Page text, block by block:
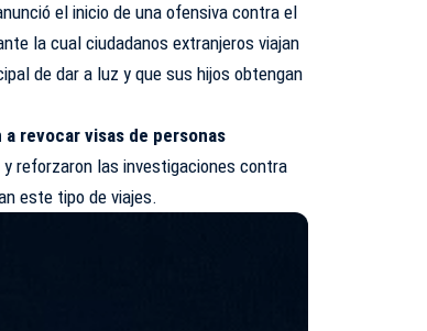
el inicio de una ofensiva contra el
la cual ciudadanos extranjeros viajan
de dar a luz y que sus hijos obtengan
a revocar visas de personas
reforzaron las investigaciones contra
este tipo de viajes.